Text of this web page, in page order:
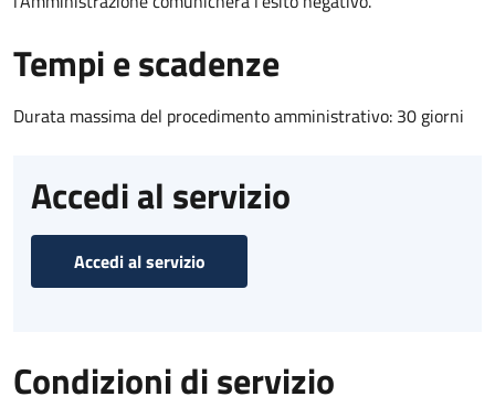
Tempi e scadenze
Durata massima del procedimento amministrativo: 30 giorni
Accedi al servizio
Accedi al servizio
Condizioni di servizio